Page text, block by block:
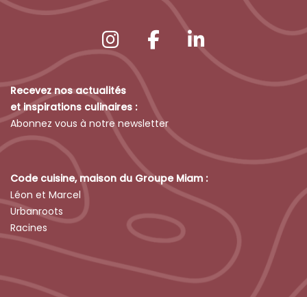
Recevez nos actualités
et inspirations culinaires :
Abonnez vous à notre newsletter
Code cuisine, maison du Groupe Miam :
Léon et Marcel
Urbanroots
Racines